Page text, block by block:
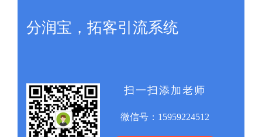
分润宝，拓客引流系统
扫一扫添加老师
微信号： 15959224512